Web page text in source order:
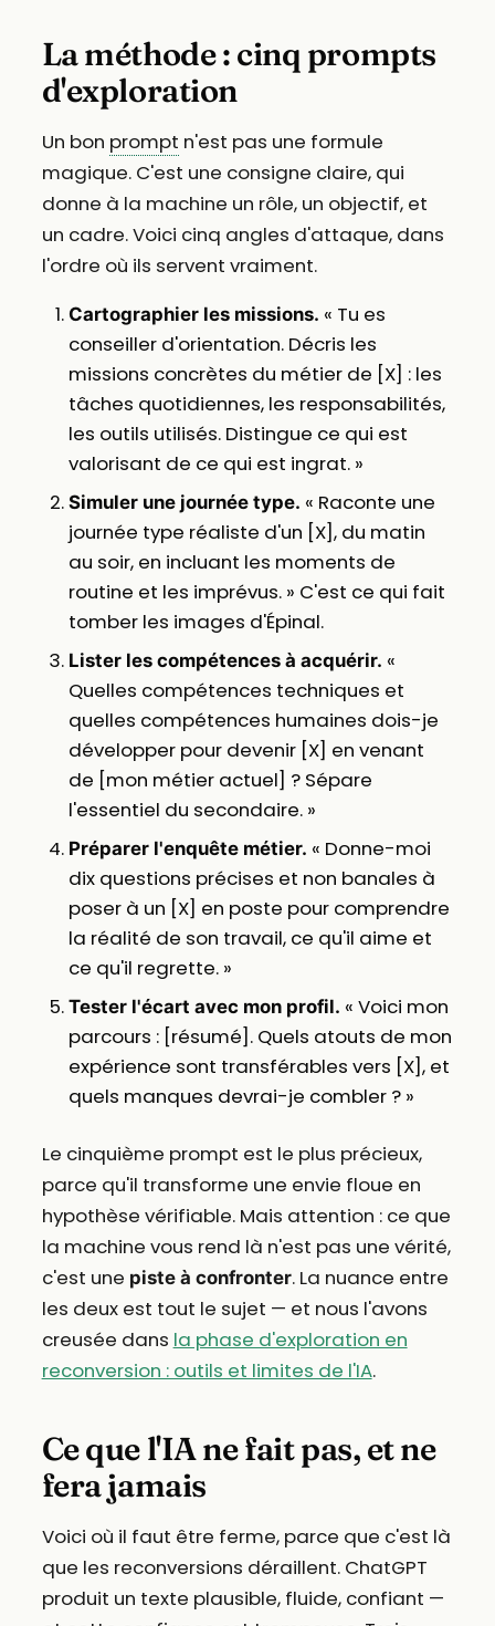
La méthode : cinq prompts
d'exploration
Un bon prompt n'est pas une formule
magique. C'est une consigne claire, qui
donne à la machine un rôle, un objectif, et
un cadre. Voici cinq angles d'attaque, dans
l'ordre où ils servent vraiment.
Cartographier les missions. « Tu es
conseiller d'orientation. Décris les
missions concrètes du métier de [X] : les
tâches quotidiennes, les responsabilités,
les outils utilisés. Distingue ce qui est
valorisant de ce qui est ingrat. »
Simuler une journée type. « Raconte une
journée type réaliste d'un [X], du matin
au soir, en incluant les moments de
routine et les imprévus. » C'est ce qui fait
tomber les images d'Épinal.
Lister les compétences à acquérir. «
Quelles compétences techniques et
quelles compétences humaines dois-je
développer pour devenir [X] en venant
de [mon métier actuel] ? Sépare
l'essentiel du secondaire. »
Préparer l'enquête métier. « Donne-moi
dix questions précises et non banales à
poser à un [X] en poste pour comprendre
la réalité de son travail, ce qu'il aime et
ce qu'il regrette. »
Tester l'écart avec mon profil. « Voici mon
parcours : [résumé]. Quels atouts de mon
expérience sont transférables vers [X], et
quels manques devrai-je combler ? »
Le cinquième prompt est le plus précieux,
parce qu'il transforme une envie floue en
hypothèse vérifiable. Mais attention : ce que
la machine vous rend là n'est pas une vérité,
c'est une piste à confronter. La nuance entre
les deux est tout le sujet — et nous l'avons
creusée dans la phase d'exploration en
reconversion : outils et limites de l'IA.
Ce que l'IA ne fait pas, et ne
fera jamais
Voici où il faut être ferme, parce que c'est là
que les reconversions déraillent. ChatGPT
produit un texte plausible, fluide, confiant —